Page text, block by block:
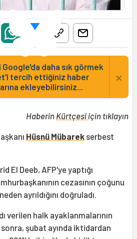
daha sık görmek
tercih ettiğiniz haber
ekleyebilirsiniz...
×
Haberin Kürtçesiiçin tıklayın
Hüsnü Mübarek serbest
El Deeb, AFP'ye yaptığı
cezasının çoğunu
ayrıldığını doğruladı.
verilen halk ayaklanmalarının
sonra, şubat ayında iktidardan